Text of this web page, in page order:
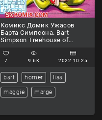
Комикс Домик Ужасов
Барта Симпсона. Bart
Simpson Treehouse of
7 9.6K 2022-10-25
bart homer lisa
maggie marge